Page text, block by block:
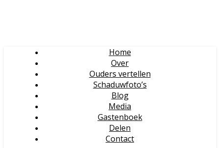
Home
Over
Ouders vertellen
Schaduwfoto’s
Blog
Media
Gastenboek
Delen
Contact